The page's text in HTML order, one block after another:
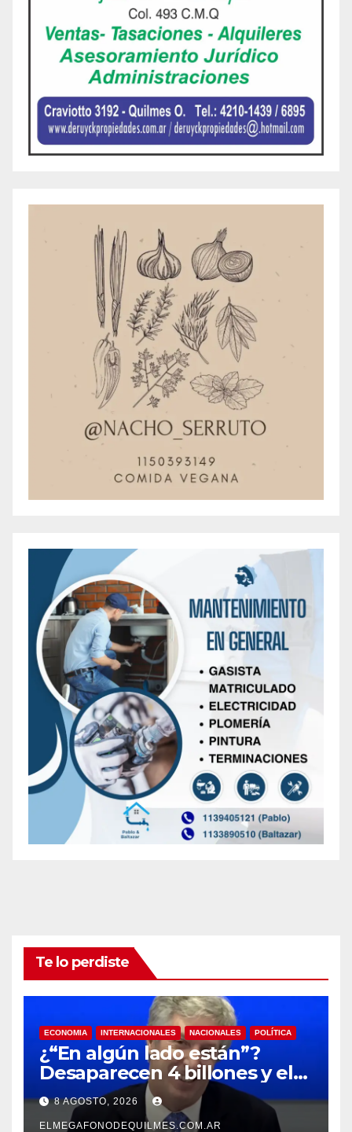
Te lo perdiste
ECONOMIA INTERNACIONALES NACIONALES POLÍTICA
¿“En algún lado están”?
Desaparecen 4 billones y el
presidente del BCRA
responde con una risita
8 AGOSTO, 2026
ELMEGAFONODEQUILMES.COM.AR